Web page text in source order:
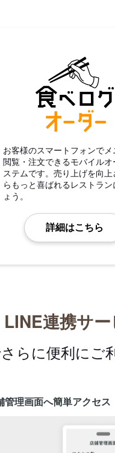
お客様のスマートフォンで
閲覧・注文できるモバイルオ
ステムです。売り上げを向
らもっと喜ばれるレストラン
ょう。
詳細はこちら
LINE連携サ
らに便利にご
管理画面へ簡単アクセス